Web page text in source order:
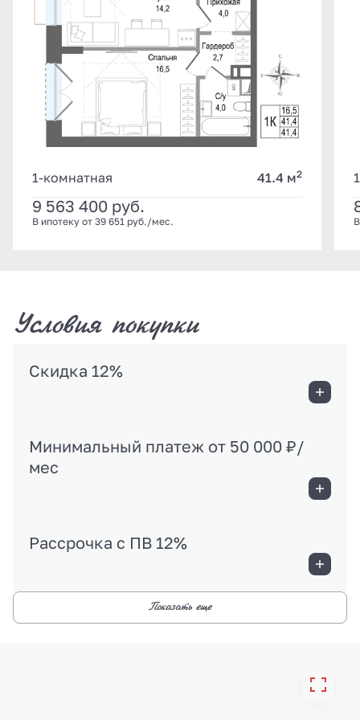
1-комнатная 41.4 м2
9 563 400 руб.
В ипотеку от 39 651 руб./мес.
Условия покупки
Скидка 12%
Минимальный платеж от 50 000 ₽/
мес
Рассрочка с ПВ 12%
Показать еще